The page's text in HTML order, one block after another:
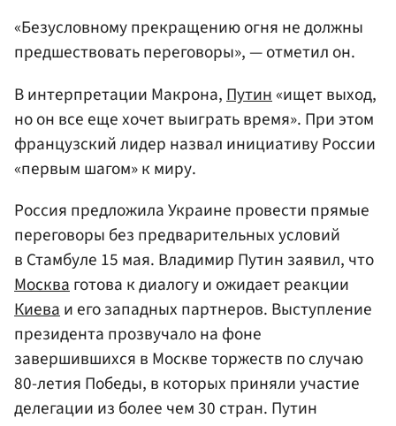
«Безусловному прекращению огня не должны
предшествовать переговоры», — отметил он.
В интерпретации Макрона, Путин«ищет выход,
но он все еще хочет выиграть время». При этом
французский лидер назвал инициативу России
«первым шагом» к миру.
Россия предложила Украине провести прямые
переговоры без предварительных условий
в Стамбуле 15 мая. Владимир Путин заявил, что
Москваготова к диалогу и ожидает реакции
Киеваи его западных партнеров. Выступление
президента прозвучало на фоне
завершившихся в Москве торжеств по случаю
80-летия Победы, в которых приняли участие
делегации из более чем 30 стран. Путин